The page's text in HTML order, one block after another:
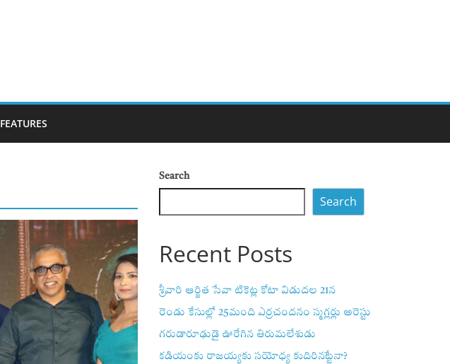
FEATURES
Search
Search
Recent Posts
శ్రీవారి ఆర్జిత సేవా టికెట్ల కోటా విడుదల 21న
రెండు కేసుల్లో 25మంది ఎర్రచందనం స్మగ్లర్లు అరెస్టు
గరుడారూఢుడై ఊరేగిన తిరుమలేశుడు
కడియంకు రాజయ్యకు సయోధ్య కుదిరినట్టేనా?